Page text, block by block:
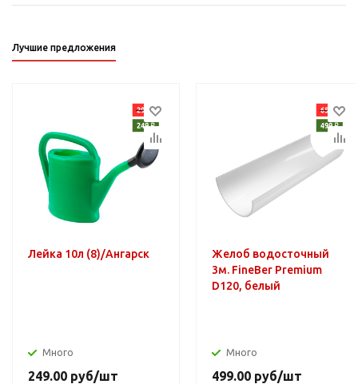
Лучшие предложения
Лейка 10л (8)/Ангарск
Много
249.00 руб/шт
Желоб водосточный
3м. FineBer Premium
D120, белый
Много
499.00 руб/шт